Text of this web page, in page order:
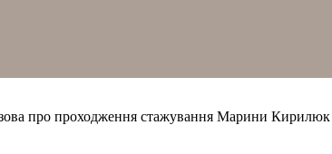
про проходження стажування Марини